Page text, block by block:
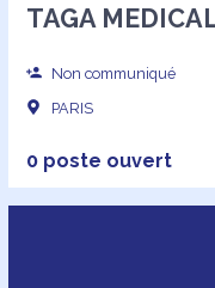
TAGA
Non communiqué
PARIS
0 poste ouvert